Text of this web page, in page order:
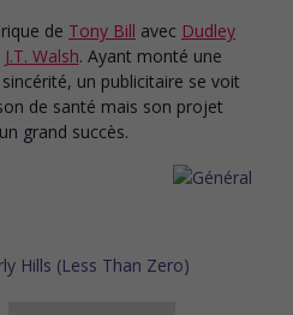
de Tony Bill avec Dudley
J.T. Walsh. Ayant monté une
un publicitaire se voit
de santé mais son projet
grand succès.